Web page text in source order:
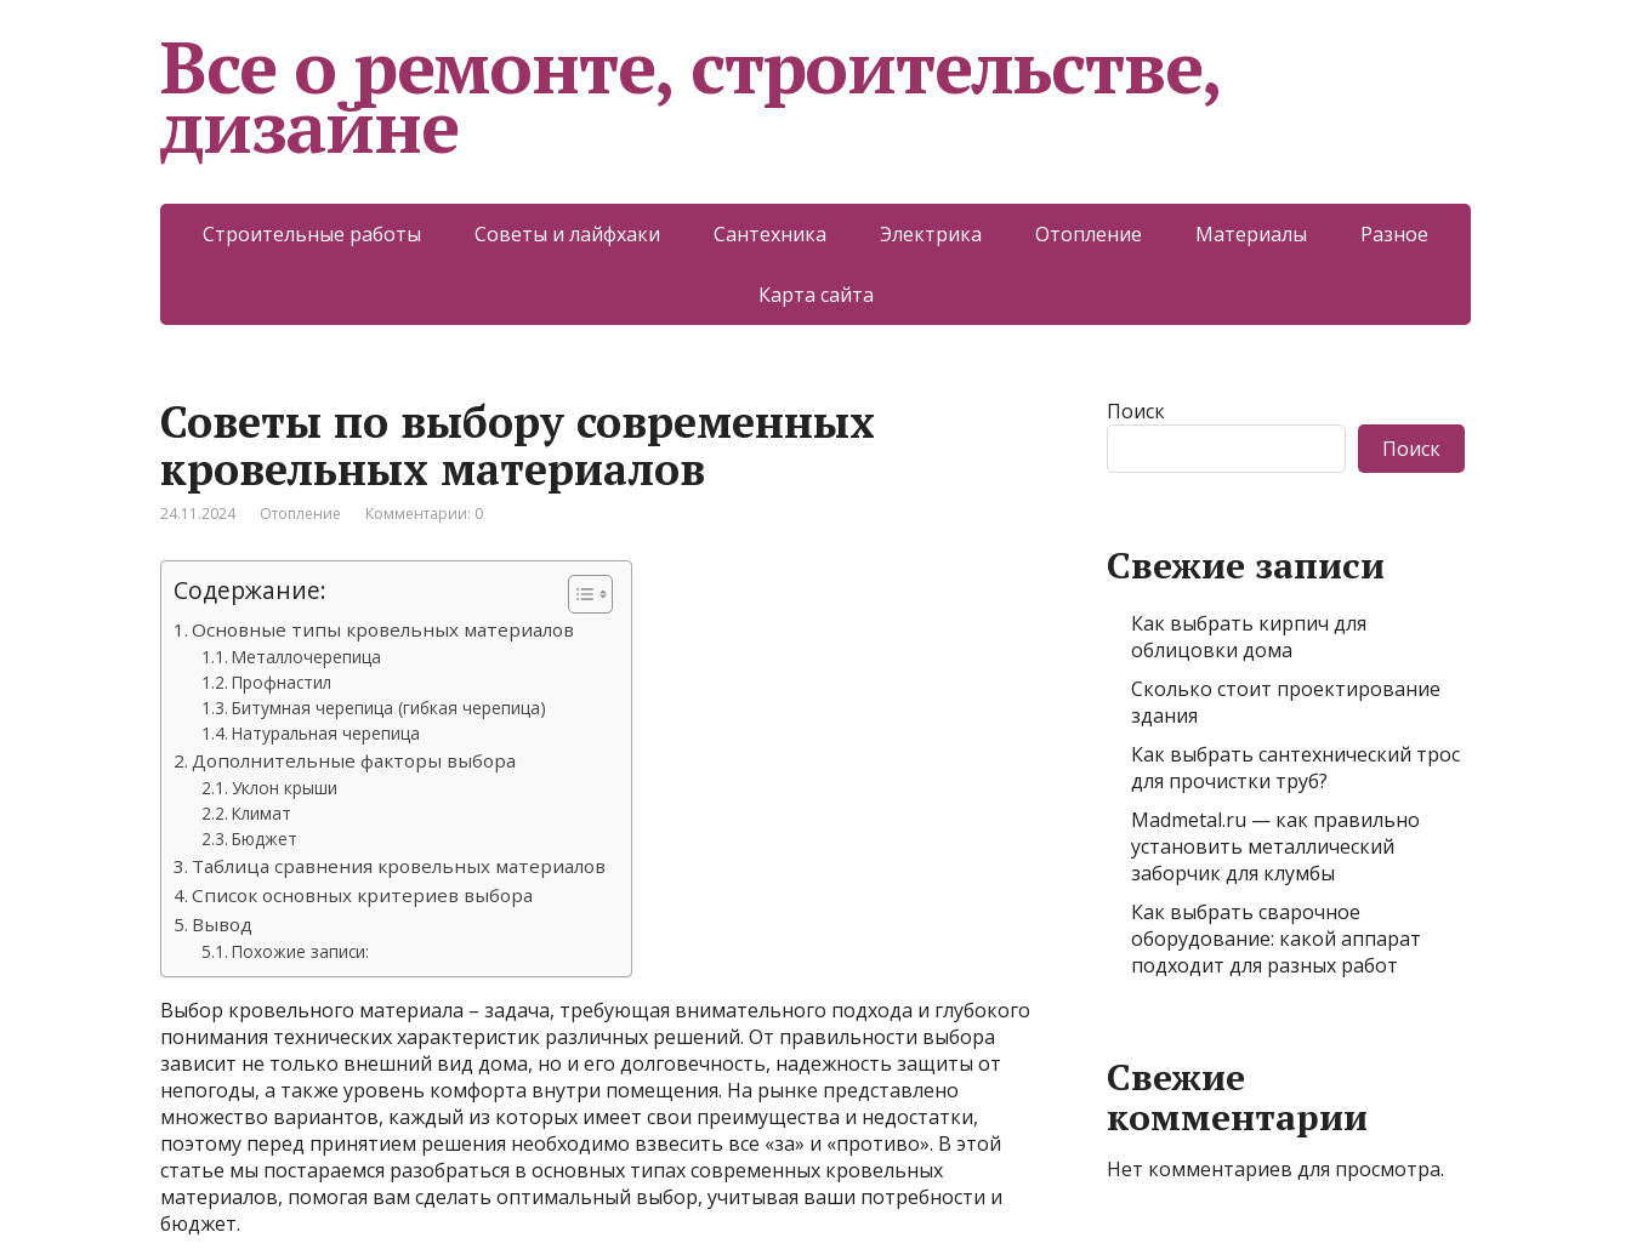
Все о ремонте, строительстве,
дизайне
Строительные работы Советы и лайфхаки Сантехника Электрика Отопление Материалы Разное
Карта сайта
Советы по выбору современных
кровельных материалов
24.11.2024 Отопление Комментарии: 0
Содержание:
Основные типы кровельных материалов
Металлочерепица
Профнастил
Битумная черепица (гибкая черепица)
Натуральная черепица
Дополнительные факторы выбора
Уклон крыши
Климат
Бюджет
Таблица сравнения кровельных материалов
Список основных критериев выбора
Вывод
Похожие записи:
Выбор кровельного материала – задача, требующая внимательного подхода и глубокого
понимания технических характеристик различных решений. От правильности выбора
зависит не только внешний вид дома, но и его долговечность, надежность защиты от
непогоды, а также уровень комфорта внутри помещения. На рынке представлено
множество вариантов, каждый из которых имеет свои преимущества и недостатки,
поэтому перед принятием решения необходимо взвесить все «за» и «противо». В этой
статье мы постараемся разобраться в основных типах современных кровельных
материалов, помогая вам сделать оптимальный выбор, учитывая ваши потребности и
бюджет.
Поиск
Поиск
Свежие записи
Как выбрать кирпич для
облицовки дома
Сколько стоит проектирование
здания
Как выбрать сантехнический трос
для прочистки труб?
Madmetal.ru — как правильно
установить металлический
заборчик для клумбы
Как выбрать сварочное
оборудование: какой аппарат
подходит для разных работ
Свежие
комментарии
Нет комментариев для просмотра.